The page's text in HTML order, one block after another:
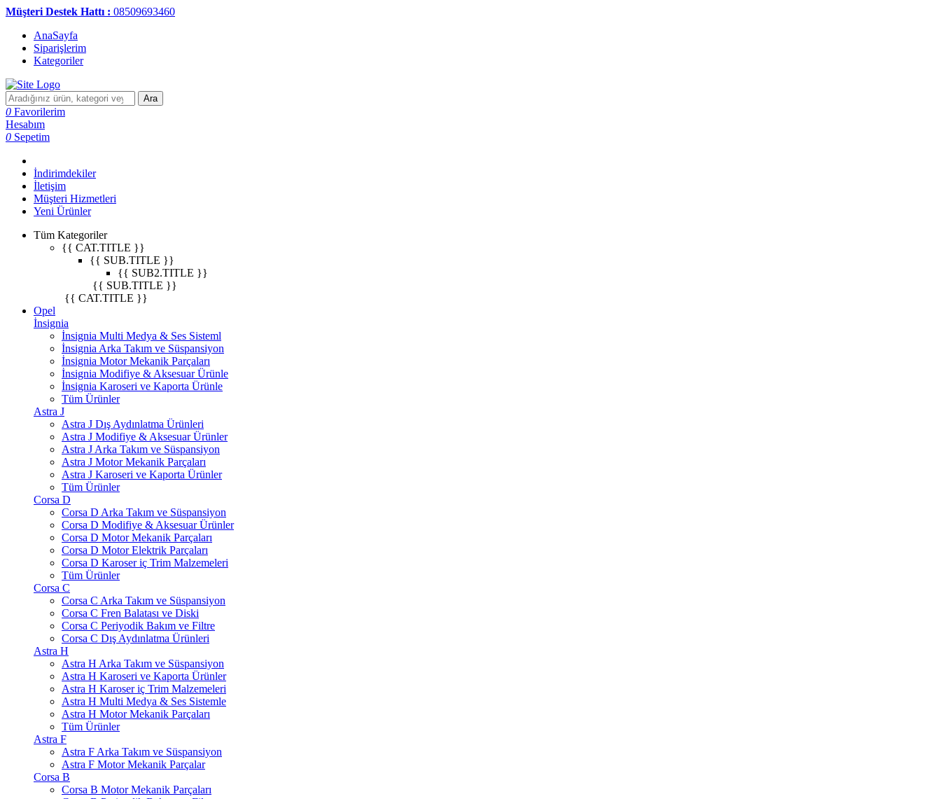
Müşteri Destek Hattı : 08509693460
AnaSayfa
Siparişlerim
Kategoriler
Ara
0 Favorilerim
Hesabım
0 Sepetim
İndirimdekiler
İletişim
Müşteri Hizmetleri
Yeni Ürünler
Tüm Kategoriler
{{ CAT.TITLE }}
{{ SUB.TITLE }}
{{ SUB2.TITLE }}
{{ SUB.TITLE }}
{{ CAT.TITLE }}
Opel
İnsignia
İnsignia Multi Medya & Ses Sisteml
İnsignia Arka Takım ve Süspansiyon
İnsignia Motor Mekanik Parçaları
İnsignia Modifiye & Aksesuar Ürünle
İnsignia Karoseri ve Kaporta Ürünle
Tüm Ürünler
Astra J
Astra J Dış Aydınlatma Ürünleri
Astra J Modifiye & Aksesuar Ürünler
Astra J Arka Takım ve Süspansiyon
Astra J Motor Mekanik Parçaları
Astra J Karoseri ve Kaporta Ürünler
Tüm Ürünler
Corsa D
Corsa D Arka Takım ve Süspansiyon
Corsa D Modifiye & Aksesuar Ürünler
Corsa D Motor Mekanik Parçaları
Corsa D Motor Elektrik Parçaları
Corsa D Karoser iç Trim Malzemeleri
Tüm Ürünler
Corsa C
Corsa C Arka Takım ve Süspansiyon
Corsa C Fren Balatası ve Diski
Corsa C Periyodik Bakım ve Filtre
Corsa C Dış Aydınlatma Ürünleri
Astra H
Astra H Arka Takım ve Süspansiyon
Astra H Karoseri ve Kaporta Ürünler
Astra H Karoser iç Trim Malzemeleri
Astra H Multi Medya & Ses Sistemle
Astra H Motor Mekanik Parçaları
Tüm Ürünler
Astra F
Astra F Arka Takım ve Süspansiyon
Astra F Motor Mekanik Parçalar
Corsa B
Corsa B Motor Mekanik Parçaları